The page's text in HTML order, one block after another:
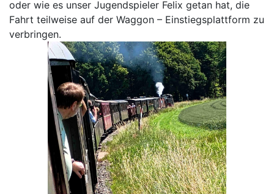
oder wie es unser Jugendspieler Felix getan hat, die
Fahrt teilweise auf der Waggon – Einstiegsplattform zu
verbringen.